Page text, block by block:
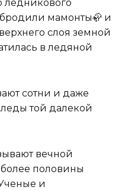
ледникового
мамонты🦣 и
слоя земной
в ледяной
сотни и даже
той далекой
вечной
половины
и